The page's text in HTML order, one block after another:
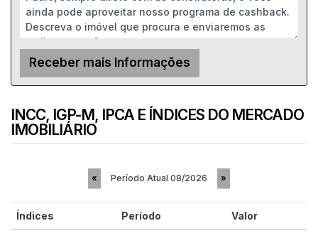
INCC, IGP-M, IPCA E ÍNDICES DO MERCADO
IMOBILIÁRIO
« Período Atual 08/2026 »
Índices Período Valor